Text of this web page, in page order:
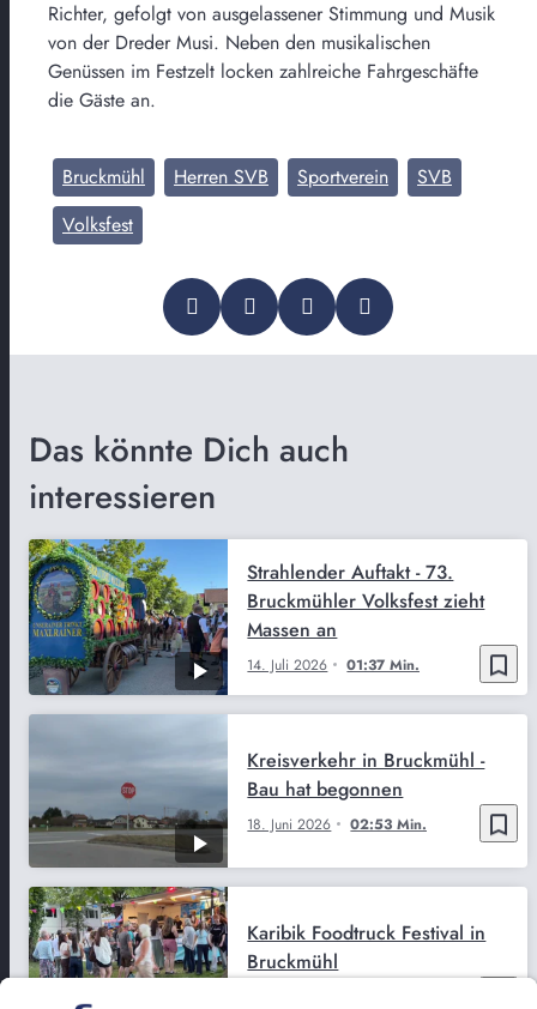
Richter, gefolgt von ausgelassener Stimmung und Musik
von der Dreder Musi. Neben den musikalischen
Genüssen im Festzelt locken zahlreiche Fahrgeschäfte
die Gäste an.
Bruckmühl Herren SVB Sportverein
SVB
Volksfest
Das könnte Dich auch
interessieren
bookmark_border
14. Juli 2026 01:37 Min.
Strahlender Auftakt - 73.
Bruckmühler Volksfest zieht
Massen an
bookmark_border
18. Juni 2026 02:53 Min.
Kreisverkehr in Bruckmühl -
Bau hat begonnen
Karibik Foodtruck Festival in
Bruckmühl